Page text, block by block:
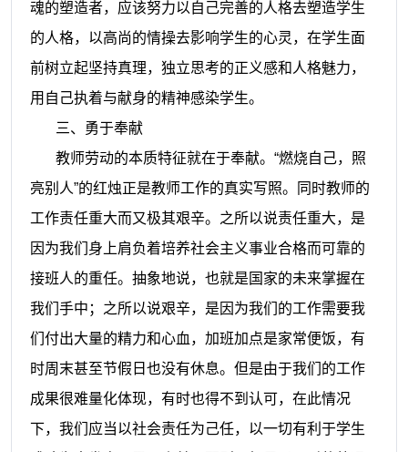
魂的塑造者，应该努力以自己完善的人格去塑造学生
的人格，以高尚的情操去影响学生的心灵，在学生面
前树立起坚持真理，独立思考的正义感和人格魅力，
用自己执着与献身的精神感染学生。
三、勇于奉献
教师劳动的本质特征就在于奉献。“燃烧自己，照
亮别人”的红烛正是教师工作的真实写照。同时教师的
工作责任重大而又极其艰辛。之所以说责任重大，是
因为我们身上肩负着培养社会主义事业合格而可靠的
接班人的重任。抽象地说，也就是国家的未来掌握在
我们手中；之所以说艰辛，是因为我们的工作需要我
们付出大量的精力和心血，加班加点是家常便饭，有
时周末甚至节假日也没有休息。但是由于我们的工作
成果很难量化体现，有时也得不到认可，在此情况
下，我们应当以社会责任为己任，以一切有利于学生